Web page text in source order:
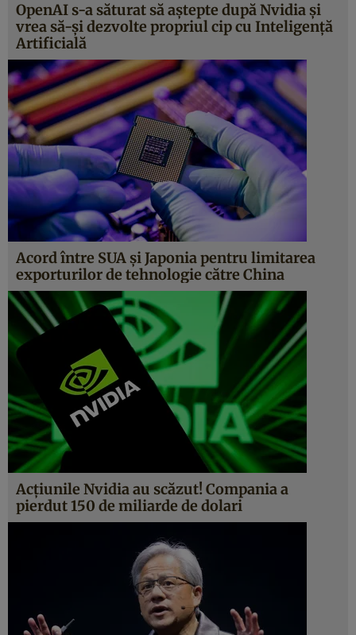
OpenAI s-a săturat să aștepte după Nvidia și
vrea să-și dezvolte propriul cip cu Inteligență
Artificială
Acord între SUA și Japonia pentru limitarea
exporturilor de tehnologie către China
Acțiunile Nvidia au scăzut! Compania a
pierdut 150 de miliarde de dolari